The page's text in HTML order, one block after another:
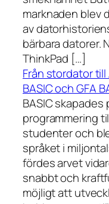
marknaden blev
av
bärbara datorer.
ThinkPad […]
Från stordator
BASIC och GFA
BASIC
programmering
studenter och
språket i
fördes arvet
snabbt och
möjligt att